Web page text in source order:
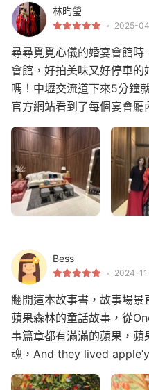
林昀瑩
2025-
尋尋覓覓心儀的婚宴會館
會館，好拍美味又好停車
嗎！中壢交流道下來5分鐘
官方網站看到了每個宴會廳
Bess
2024-
翻開這本故事書，故事場景
蘋果森林的童話故事，從
事篇章都有滿滿的蘋果，
魂，And they lived